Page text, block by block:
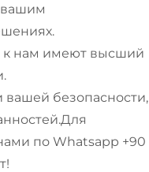
вашим
к нам имеют высший
безопасности,
по Whatsapp +90